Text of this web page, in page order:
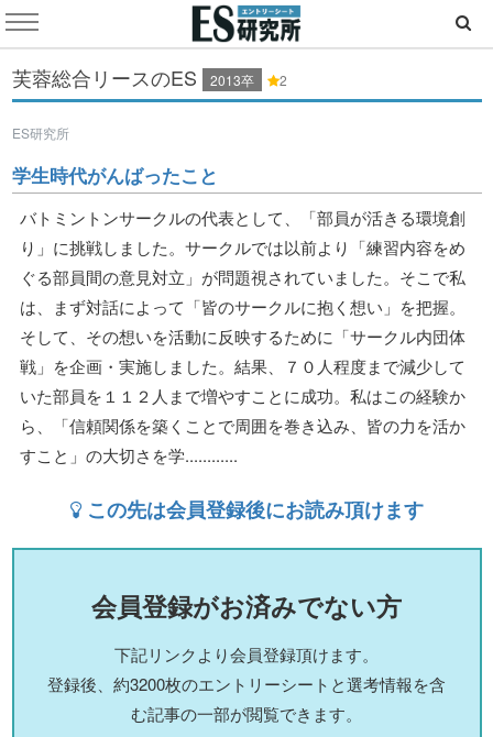
芙蓉総合リースのES 2013卒 2
ES研究所
学生時代がんばったこと
バトミントンサークルの代表として、「部員が活きる環境創
り」に挑戦しました。サークルでは以前より「練習内容をめ
ぐる部員間の意見対立」が問題視されていました。そこで私
は、まず対話によって「皆のサークルに抱く想い」を把握。
そして、その想いを活動に反映するために「サークル内団体
戦」を企画・実施しました。結果、７０人程度まで減少して
いた部員を１１２人まで増やすことに成功。私はこの経験か
ら、「信頼関係を築くことで周囲を巻き込み、皆の力を活か
すこと」の大切さを学............
この先は会員登録後にお読み頂けます
会員登録がお済みでない方
下記リンクより会員登録頂けます。
登録後、約3200枚のエントリーシートと選考情報を含
む記事の一部が閲覧できます。